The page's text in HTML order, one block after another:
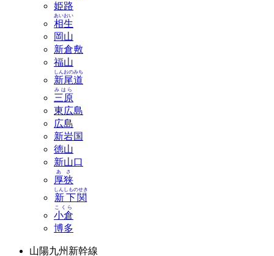
姫路
相生
あいおい
岡山
新倉敷
福山
新尾道
しんおのみち
三原
みはら
東広島
広島
新岩国
徳山
新山口
厚狭
あさ
新下関
しんしものせき
小倉
こくら
博多
山陽九州新幹線